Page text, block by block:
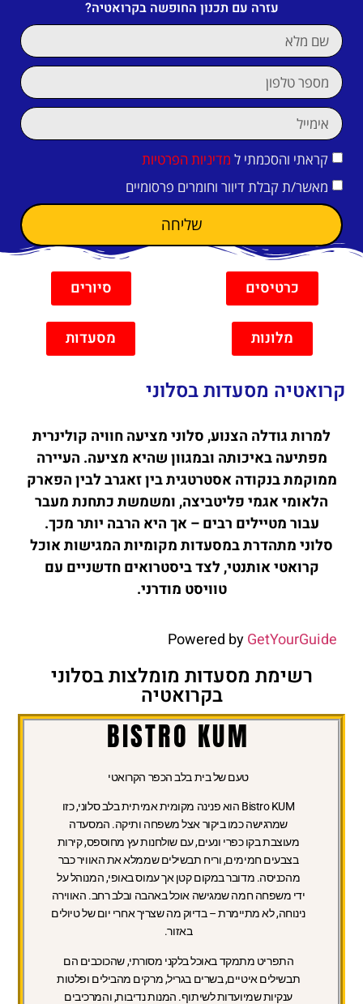
עזרה עם תכנון החופשה בקרואטיה?
קראתי והסכמתי ל מדיניות הפרטיות
מאשר/ת קבלת דיוור וחומרים פרסומיים
שליחה
כרטיסים סיורים
מלונות מסעדות
קרואטיה מסעדות בסלוני
למרות גודלה הצנוע, סלוני מציעה חוויה קולינרית
מפתיעה באיכותה ובמגוון שהיא מציעה. העיירה
ממוקמת בנקודה אסטרטגית בין זאגרב לבין הפארק
הלאומי אגמי פליטביצה, ומשמשת כתחנת מעבר
עבור מטיילים רבים – אך היא הרבה יותר מכך.
סלוני מתהדרת במסעדות מקומיות המגישות אוכל
קרואטי אותנטי, לצד ביסטרואים חדשניים עם
טוויסט מודרני.
Powered byGetYourGuide
רשימת מסעדות מומלצות בסלוני
בקרואטיה
BISTRO KUM
טעם של בית בלב הכפר הקרואטי
Bistro KUM הוא פנינה מקומית אמיתית בלב סלוני, כזו
שמרגישה כמו ביקור אצל משפחה ותיקה. המסעדה
מעוצבת בקו כפרי ונעים, עם שולחנות עץ מחוספס, קירות
בצבעים חמימים, וריח תבשילים שממלא את האוויר כבר
מהכניסה. מדובר במקום קטן אך עמוס באופי, המנוהל על
ידי משפחה חמה שמגישה אוכל באהבה ובלב רחב. האווירה
נינוחה, לא מתיימרת – בדיוק מה שצריך אחרי יום של טיולים
באזור.
התפריט מתמקד באוכל בלקני מסורתי, שהכוכבים הם
תבשילים איטיים, בשרים בגריל, מרקים מהבילים ופלטות
ענקיות שמיועדות לשיתוף. המנות נדיבות, והמרכיבים